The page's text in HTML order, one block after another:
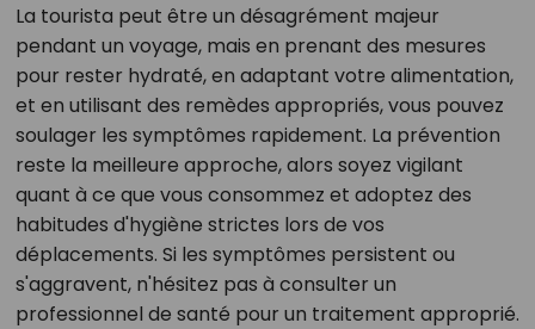
La tourista peut être un désagrément majeur
pendant un voyage, mais en prenant des mesures
pour rester hydraté, en adaptant votre alimentation,
et en utilisant des remèdes appropriés, vous pouvez
soulager les symptômes rapidement. La prévention
reste la meilleure approche, alors soyez vigilant
quant à ce que vous consommez et adoptez des
habitudes d'hygiène strictes lors de vos
déplacements. Si les symptômes persistent ou
s'aggravent, n'hésitez pas à consulter un
professionnel de santé pour un traitement approprié.